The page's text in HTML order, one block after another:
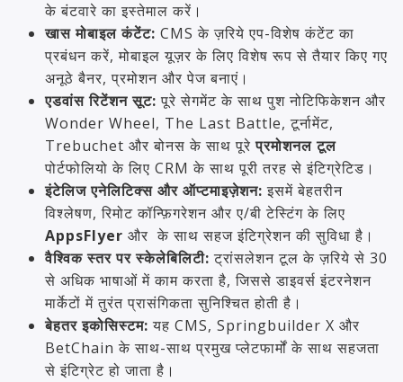
के बंटवारे का इस्तेमाल करें।
खास मोबाइल कंटेंट: CMS के ज़रिये एप-विशेष कंटेंट का
प्रबंधन करें, मोबाइल यूज़र के लिए विशेष रूप से तैयार किए गए
अनूठे बैनर, प्रमोशन और पेज बनाएं।
एडवांस रिटेंशन सूट: पूरे सेगमेंट के साथ पुश नोटिफिकेशन और
Wonder Wheel, The Last Battle, टूर्नामेंट,
Trebuchet और बोनस के साथ पूरेप्रमोशनल टूल
पोर्टफोलियो के लिए CRM के साथ पूरी तरह से इंटिग्रेटिड।
इंटेलिज एनेलिटिक्स और ऑप्टमाइज़ेशन: इसमें बेहतरीन
विश्लेषण, रिमोट कॉन्फ़िगरेशन और ए/बी टेस्टिंग के लिए
AppsFlyer और के साथ सहज इंटिग्रेशन की सुविधा है।
वैश्विक स्तर पर स्केलेबिलिटी: ट्रांसलेशन टूल के ज़रिये से 30
से अधिक भाषाओं में काम करता है, जिससे डाइवर्स इंटरनेशन
मार्केटों में तुरंत प्रासंगिकता सुनिश्चित होती है।
बेहतर इकोसिस्टम: यह CMS, Springbuilder X और
BetChain के साथ-साथ प्रमुख प्लेटफार्मों के साथ सहजता
से इंटिग्रेट हो जाता है।